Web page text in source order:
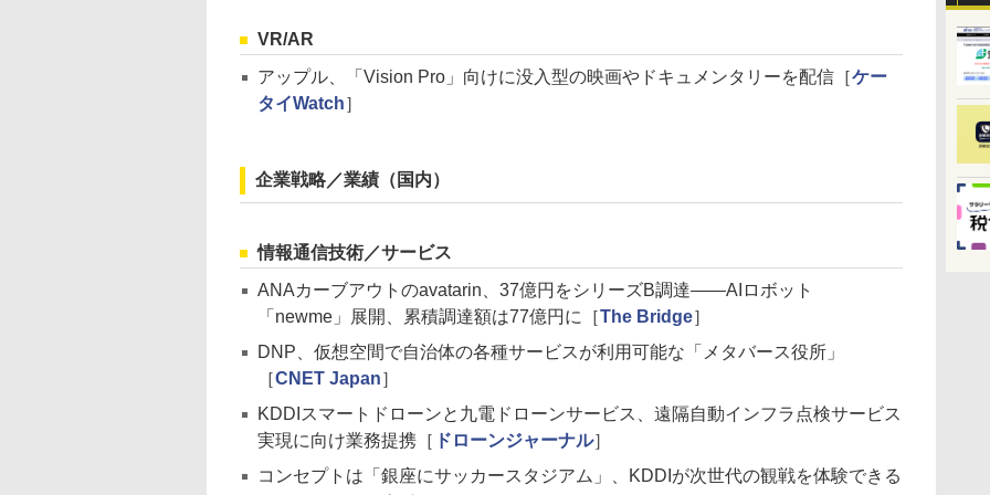
VR/AR
アップル、「Vision Pro」向けに没入型の映画やドキュメンタリーを配信［ケー
タイWatch］
企業戦略／業績（国内）
情報通信技術／サービス
ANAカーブアウトのavatarin、37億円をシリーズB調達——AIロボット
「newme」展開、累積調達額は77億円に［The Bridge］
DNP、仮想空間で自治体の各種サービスが利用可能な「メタバース役所」
［CNET Japan］
KDDIスマートドローンと九電ドローンサービス、遠隔自動インフラ点検サービス
実現に向け業務提携［ ドローンジャーナル］
コンセプトは「銀座にサッカースタジアム」、KDDIが次世代の観戦を体験できる